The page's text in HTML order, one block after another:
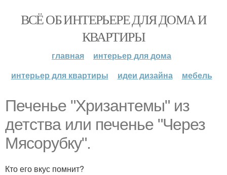
ВСЁ ОБ ИНТЕРЬЕРЕ ДЛЯ ДОМА И
КВАРТИРЫ
главная
интерьер для дома
интерьер для квартиры
идеи дизайна мебель
Печенье "Хризантемы" из
детства или печенье "Через
Мясорубку".
Кто его вкус помнит?